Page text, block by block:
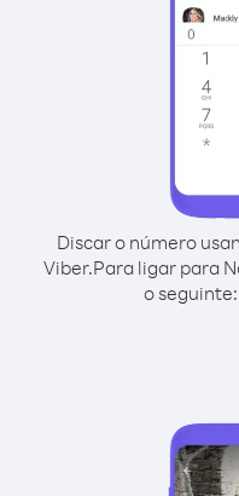
Discar o número
Viber.Para ligar para
o seguinte: